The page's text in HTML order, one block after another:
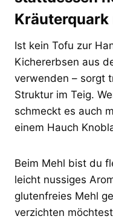
Kräuterquark
Ist kein Tofu zur
Kichererbsen aus
verwenden – sorgt
Struktur im Teig.
schmeckt es auch
einem Hauch
Beim Mehl bist du
leicht nussiges
glutenfreies Mehl
verzichten